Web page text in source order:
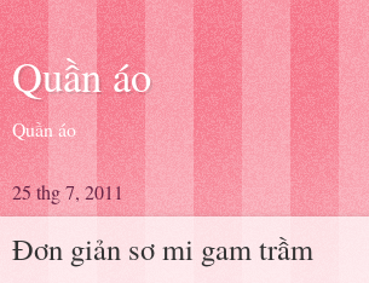
Quần áo
Quần áo
25 thg 7, 2011
Đơn giản sơ mi gam trầm